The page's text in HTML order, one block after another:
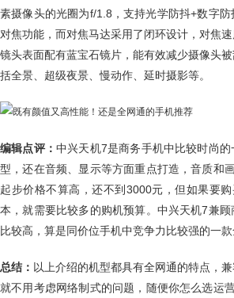
素摄像头的光圈为f/1.8，支持光学防抖+数字
对焦功能，而对焦马达采用了闭环设计，对焦
镜头表面配有蓝宝石镜片，能有效减少摄像头
括全景、超级夜景、慢动作、延时摄影等。
编辑点评： 中兴天机7是商务手机中比较时尚
型，还在音频、显示等方面重点打造，音质和
起步价格不算高，还不到3000元，但如果要
本，就需要比较多的购机预算。中兴天机7兼
比较高，算是同价位手机中竞争力比较强的一款
总结： 以上介绍的机型都具有全网通的特点，
就不用考虑网络制式的问题，随便你怎么选运